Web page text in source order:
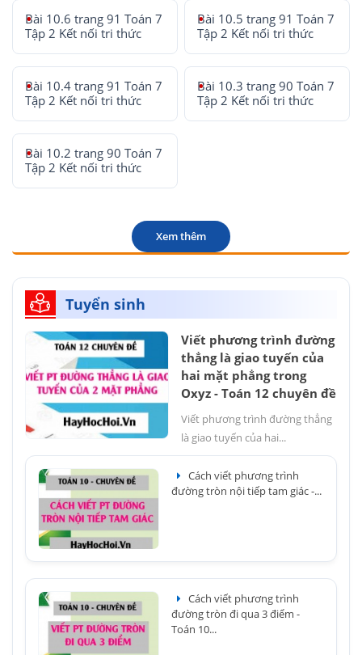
Bài 10.6 trang 91 Toán 7
Tập 2 Kết nối tri thức
Bài 10.5 trang 91 Toán 7
Tập 2 Kết nối tri thức
Bài 10.4 trang 91 Toán 7
Tập 2 Kết nối tri thức
Bài 10.3 trang 90 Toán 7
Tập 2 Kết nối tri thức
Bài 10.2 trang 90 Toán 7
Tập 2 Kết nối tri thức
Xem thêm
Tuyển sinh
Viết phương trình đường
thẳng là giao tuyến của
hai mặt phẳng trong
Oxyz - Toán 12 chuyên đề
Viết phương trình đường thẳng
là giao tuyến của hai...
Cách viết phương trình
đường tròn nội tiếp tam giác -...
Cách viết phương trình
đường tròn đi qua 3 điểm -
Toán 10...